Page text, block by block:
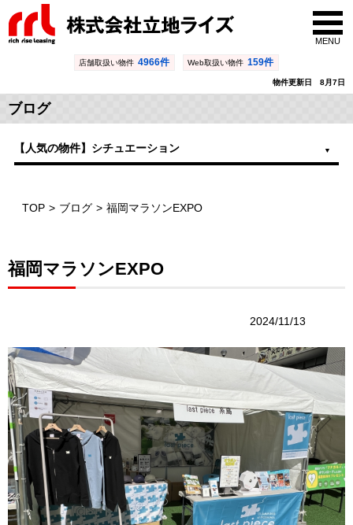
店舗取扱い物件 4966件 Web取扱い物件 159件
物件更新日 8月7日
MENU
ブログ
【人気の物件】シチュエーション
TOP ブログ 福岡マラソンEXPO
福岡マラソンEXPO
2024/11/13